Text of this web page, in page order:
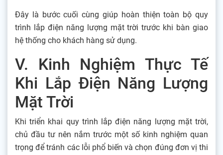
Đây là bước cuối cùng giúp hoàn thiện toàn bộ quy
trình lắp điện năng lượng mặt trời trước khi bàn giao
hệ thống cho khách hàng sử dụng.
V. Kinh Nghiệm Thực Tế
Khi Lắp Điện Năng Lượng
Mặt Trời
Khi triển khai quy trình lắp điện năng lượng mặt trời,
chủ đầu tư nên nắm trước một số kinh nghiệm quan
trọng để tránh các lỗi phổ biến và chọn đúng đơn vị thi